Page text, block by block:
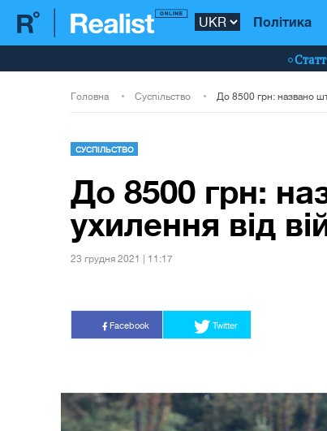
Політика
Головна Суспільство
СУСПІЛЬСТВО
До 8500 грн:
ухилення від
23 грудня 2021 | 11:17
Facebook Twitter